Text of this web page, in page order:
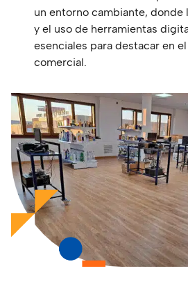
un entorno cambiante, donde
y el uso de herramientas
esenciales para destacar en
comercial.